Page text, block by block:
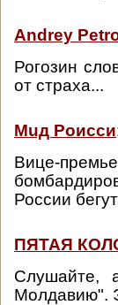
Andrey
Рогозин
от страха...
Muд Роисси
Вице-
России
ПЯТАЯ
Слушайте,
Молдавию".